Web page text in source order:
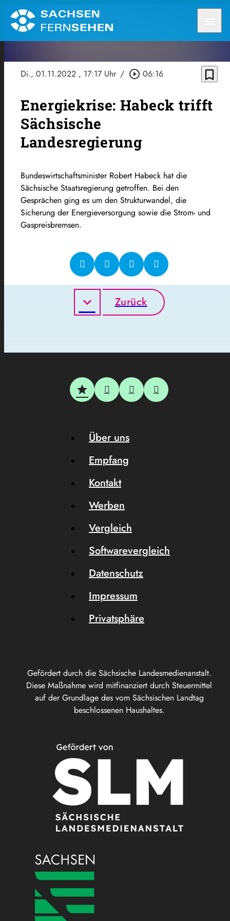
Di., 01.11.2022 , 17:17 Uhr / play_circle_outline 06:16 bookmark_border
Energiekrise: Habeck trifft
Sächsische
Landesregierung
Bundeswirtschaftsminister Robert Habeck hat die
Sächsische Staatsregierung getroffen. Bei den
Gesprächen ging es um den Strukturwandel, die
Sicherung der Energieversorgung sowie die Strom- und
Gaspreisbremsen.
Zurück
Gefördert durch die Sächsische Landesmedienanstalt.
Diese Maßnahme wird mitfinanziert durch Steuermittel
auf der Grundlage des vom Sächsischen Landtag
beschlossenen Haushaltes.
Über uns
Empfang
Kontakt
Werben
Vergleich
Softwarevergleich
Datenschutz
Impressum
Privatsphäre